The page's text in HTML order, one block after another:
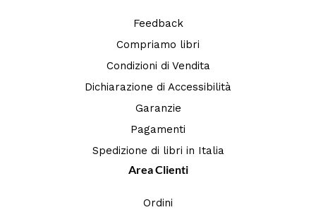
Feedback
Compriamo libri
Condizioni di Vendita
Dichiarazione di Accessibilità
Garanzie
Pagamenti
Spedizione di libri in Italia
Area Clienti
Ordini